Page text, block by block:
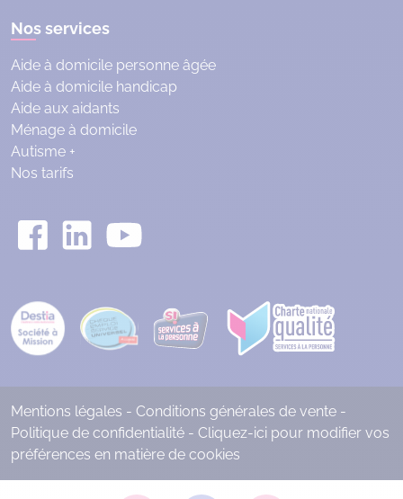
Nos services
Aide à domicile personne âgée
Aide à domicile handicap
Aide aux aidants
Ménage à domicile
Autisme +
Nos tarifs
Mentions légales - Conditions générales de vente -
Politique de confidentialité - Cliquez-ici pour modifier vos
préférences en matière de cookies